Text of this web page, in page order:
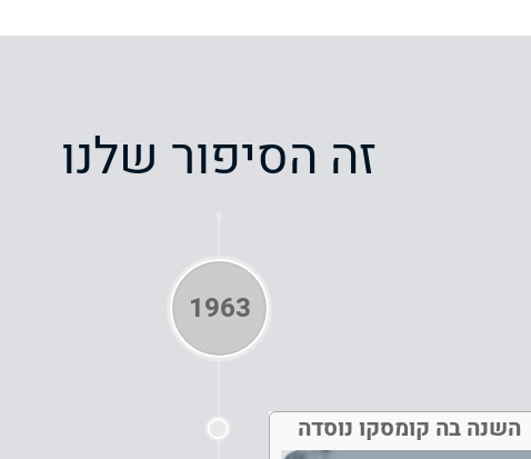
זה הסיפור שלנו
1963
השנה בה קומסקו נוסדה